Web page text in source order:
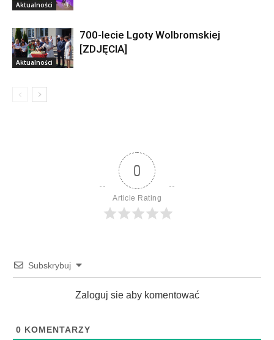
Aktualności
Aktualności
700-lecie Lgoty Wolbromskiej
[ZDJĘCIA]
0
Article Rating
Subskrybuj
Zaloguj sie aby komentować
0 KOMENTARZY